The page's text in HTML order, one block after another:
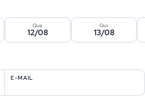
Qua
12/08
Qui
13/08
E-MAIL